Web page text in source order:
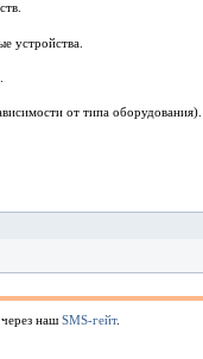
устройства.
от типа оборудования).
через нашSMS-гейт.